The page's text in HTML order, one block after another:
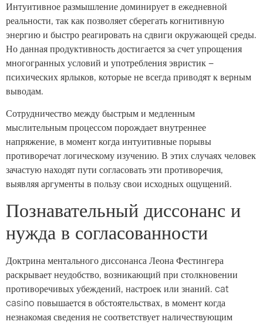
Интуитивное размышление доминирует в ежедневной
реальности, так как позволяет сберегать когнитивную
энергию и быстро реагировать на сдвиги окружающей среды.
Но данная продуктивность достигается за счет упрощения
многогранных условий и употребления эвристик –
психических ярлыков, которые не всегда приводят к верным
выводам.
Сотрудничество между быстрым и медленным
мыслительным процессом порождает внутреннее
напряжение, в момент когда интуитивные порывы
противоречат логическому изучению. В этих случаях человек
зачастую находят пути согласовать эти противоречия,
выявляя аргументы в пользу свои исходных ощущений.
Познавательный диссонанс и
нужда в согласованности
Доктрина ментального диссонанса Леона Фестингера
раскрывает неудобство, возникающий при столкновении
противоречивых убеждений, настроек или знаний. cat
casino повышается в обстоятельствах, в момент когда
незнакомая сведения не соответствует наличествующим